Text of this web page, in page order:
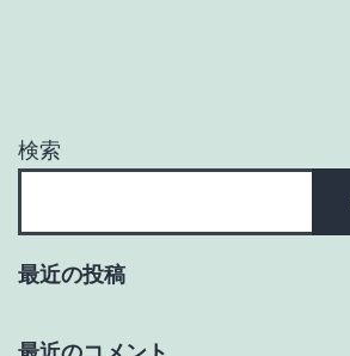
ョ
検索
最近の投稿